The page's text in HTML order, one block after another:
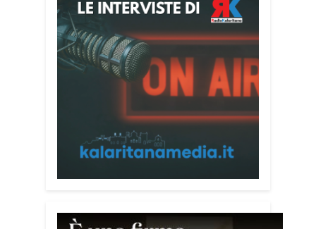
temi della pace e della cooperazione
nel Mediterraneo. Oggi pomeriggio, alla
Mediateca del Mediterraneo (MEM),
l’incontro con l’arcivescovo monsignor
Giuseppe Baturi ha approfondito il ruolo
dei giovani nella costruzione di ponti tra
culture e popoli, con un confronto
inserito nel percorso “Cagliari Città della
Pace e del Mediterraneo”, progetto che
promuove il dialogo e la collaborazione
tra le diverse realtà del bacino
Tra le testimonianze quella di Thea,